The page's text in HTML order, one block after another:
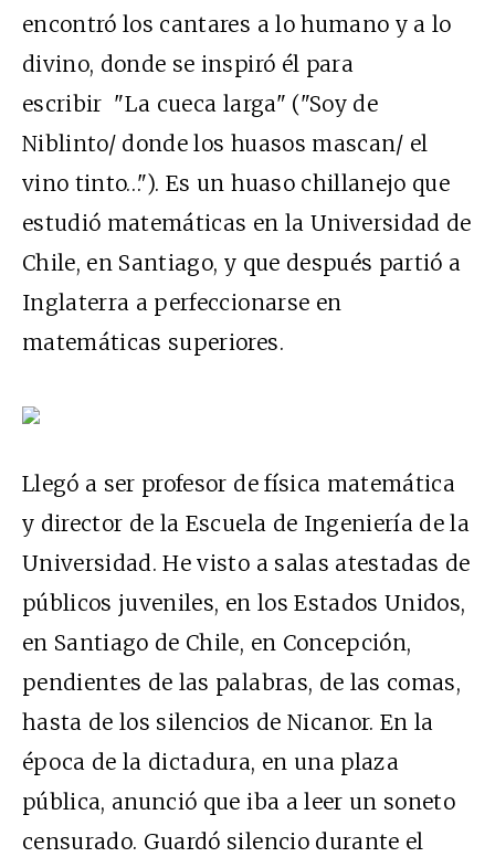
encontró los cantares a lo humano y a lo
divino, donde se inspiró él para
escribir "La cueca larga" ("Soy de
Niblinto/ donde los huasos mascan/ el
vino tinto…"). Es un huaso chillanejo que
estudió matemáticas en la Universidad de
Chile, en Santiago, y que después partió a
Inglaterra a perfeccionarse en
matemáticas superiores.
Llegó a ser profesor de física matemática
y director de la Escuela de Ingeniería de la
Universidad. He visto a salas atestadas de
públicos juveniles, en los Estados Unidos,
en Santiago de Chile, en Concepción,
pendientes de las palabras, de las comas,
hasta de los silencios de Nicanor. En la
época de la dictadura, en una plaza
pública, anunció que iba a leer un soneto
censurado. Guardó silencio durante el